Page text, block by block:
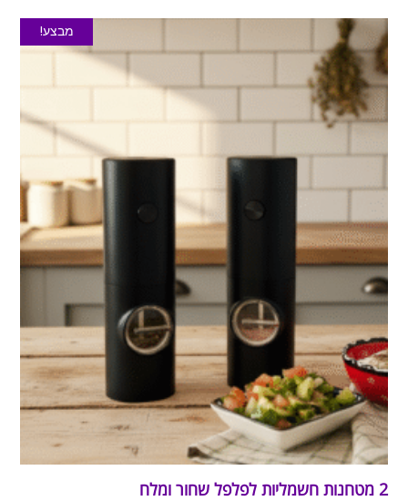
מבצע!
2 מטחנות חשמליות לפלפל שחור ומלח